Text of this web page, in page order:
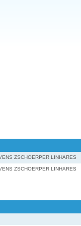
ZSCHOERPER LINHARES
ZSCHOERPER LINHARES